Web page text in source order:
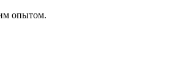
опытом.